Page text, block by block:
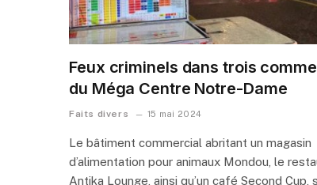
Feux criminels dans trois
du Méga Centre Notre-Dame
Faits divers 15 mai 2024
Le bâtiment commercial abritant un magasin
d’alimentation pour animaux Mondou, le
Antika Lounge, ainsi qu’un café Second Cup,